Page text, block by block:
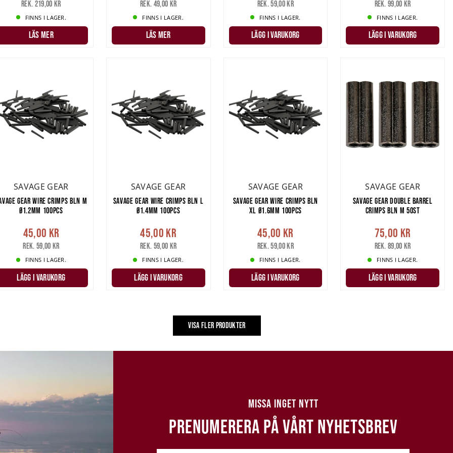
Rek. 219,00 kr
FINNS I LAGER.
LÄS MER
Rek. 49,00 kr
FINNS I LAGER.
LÄS MER
Rek. 59,00 kr
FINNS I LAGER.
LÄGG I VARUKORG
Rek. 99,00 kr
FINNS I LAGER.
LÄGG I VARUKORG
SAVAGE GEAR
GEAR WIRE CRIMPS BLN M
Ø1.2MM 100PCS
45,00 kr
Rek. 59,00 kr
FINNS I LAGER.
LÄGG I VARUKORG
SAVAGE GEAR
SAVAGE GEAR WIRE CRIMPS BLN L
Ø1.4MM 100PCS
45,00 kr
Rek. 59,00 kr
FINNS I LAGER.
LÄGG I VARUKORG
SAVAGE GEAR
SAVAGE GEAR WIRE CRIMPS BLN
XL Ø1.6MM 100PCS
45,00 kr
Rek. 59,00 kr
FINNS I LAGER.
LÄGG I VARUKORG
SAVAGE GEAR
SAVAGE GEAR DOUBLE BARREL
CRIMPS BLN M 50ST
75,00 kr
Rek. 89,00 kr
FINNS I LAGER.
LÄGG I VARUKORG
VISA FLER PRODUKTER
MISSA INGET NYTT
PRENUMERERA PÅ VÅRT NYHETSBREV